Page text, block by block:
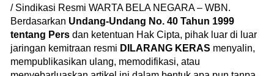
/ Sindikasi Resmi WARTA BELA NEGARA – WBN.
Berdasarkan Undang-Undang No. 40 Tahun 1999
tentang Pers dan ketentuan Hak Cipta, pihak luar di luar
jaringan kemitraan resmi DILARANG KERAS menyalin,
mempublikasikan ulang, memodifikasi, atau